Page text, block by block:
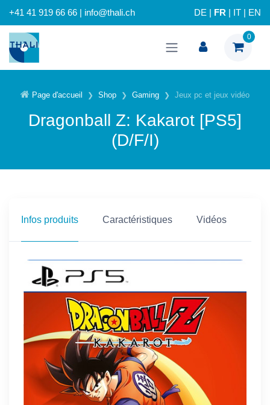
+41 41 919 66 66 | info@thali.ch DE FR IT EN
0
Page d'accueil Shop Gaming Jeux pc et jeux vidéo
Dragonball Z: Kakarot [PS5]
(D/F/I)
Infos produits Caractéristiques Vidéos